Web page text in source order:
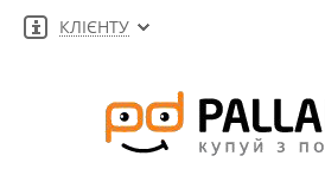
КЛІЄНТУ